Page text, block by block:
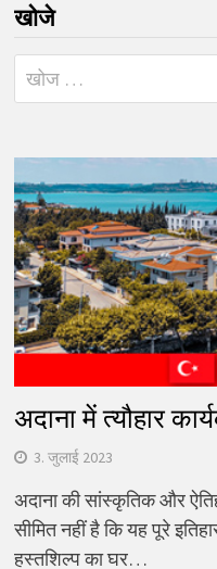
खोजे
निम्न
को
अदाना में त्यौहार
3. जुलाई 2023
अदाना की सांस्कृतिक और
सीमित नहीं है कि यह पूरे
हस्तशिल्प का घर…